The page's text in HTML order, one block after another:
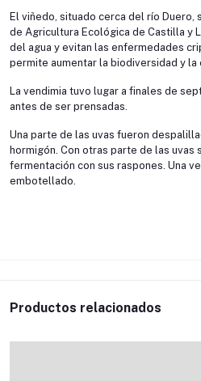
El viñedo, situado cerca del río
de Agricultura Ecológica de Castilla y
del agua y evitan las enfermedades
permite aumentar la biodiversidad y la
La vendimia tuvo lugar a finales de
antes de ser prensadas.
Una parte de las uvas fueron
hormigón. Con otras parte de las uvas
fermentación con sus raspones. Una
embotellado.
Productos relacionados